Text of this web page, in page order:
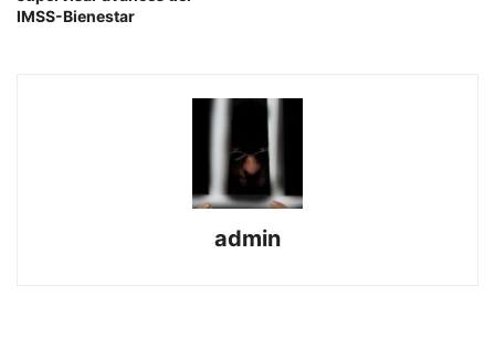
IMSS-Bienestar
admin